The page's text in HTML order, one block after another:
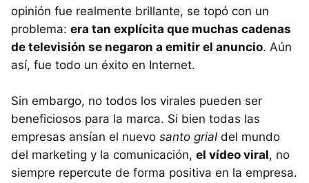
opinión fue realmente brillante, se topó con un
problema: era tan explícita que muchas cadenas
de televisión se negaron a emitir el anuncio. Aún
así, fue todo un éxito en Internet.
Sin embargo, no todos los virales pueden ser
beneficiosos para la marca. Si bien todas las
empresas ansían el nuevo santo grial del mundo
del marketing y la comunicación, el vídeo viral, no
siempre repercute de forma positiva en la empresa.